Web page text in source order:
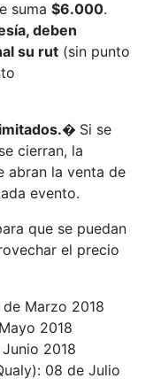
suma $6.000.
deben
su rut (sin punto
Si se
cierran, la
abran la venta de
evento.
que se puedan
el precio
de Marzo 2018
2018
Junio 2018
08 de Julio